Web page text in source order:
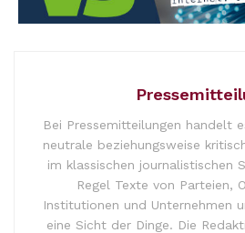
Bei Pressemitteilungen handelt
neutrale beziehungsweise
im klassischen journalistischen
Regel Texte von Parteien,
Institutionen und Unternehmen
eine Sicht der Dinge. Die